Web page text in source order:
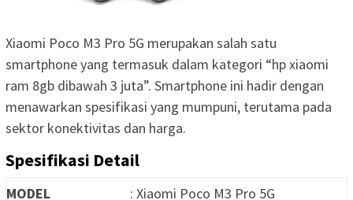
Xiaomi Poco M3 Pro 5G merupakan salah satu
smartphone yang termasuk dalam kategori “hp xiaomi
ram 8gb dibawah 3 juta”. Smartphone ini hadir dengan
menawarkan spesifikasi yang mumpuni, terutama pada
sektor konektivitas dan harga.
Spesifikasi Detail
MODEL
: Xiaomi Poco M3 Pro 5G